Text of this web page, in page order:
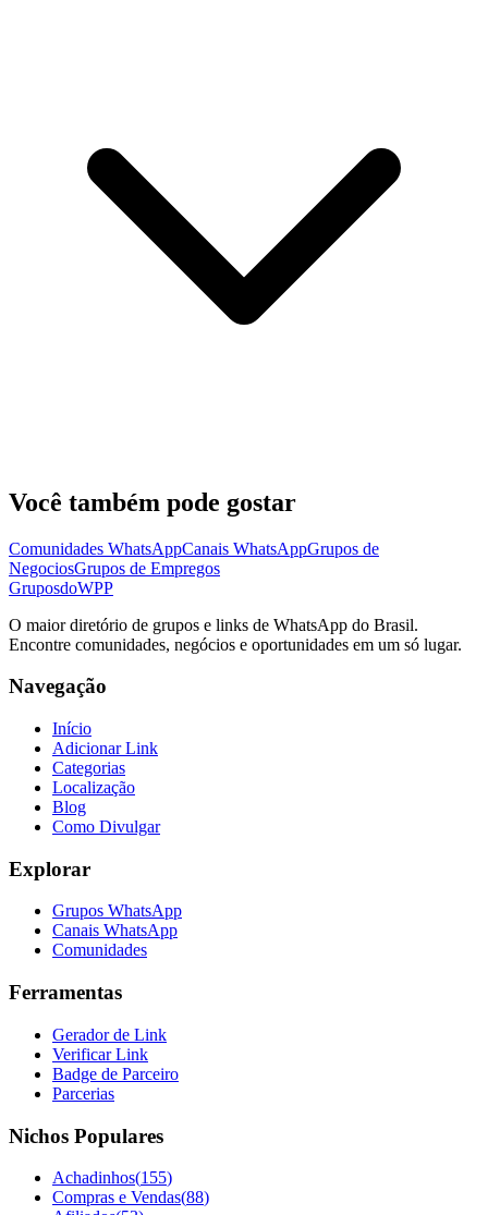
Você também pode gostar
Comunidades WhatsAppCanais WhatsAppGrupos de
NegociosGrupos de Empregos
GruposdoWPP
O maior diretório de grupos e links de WhatsApp do Brasil.
Encontre comunidades, negócios e oportunidades em um só lugar.
Navegação
Início
Adicionar Link
Categorias
Localização
Blog
Como Divulgar
Explorar
Grupos WhatsApp
Canais WhatsApp
Comunidades
Ferramentas
Gerador de Link
Verificar Link
Badge de Parceiro
Parcerias
Nichos Populares
Achadinhos(155)
Compras e Vendas(88)